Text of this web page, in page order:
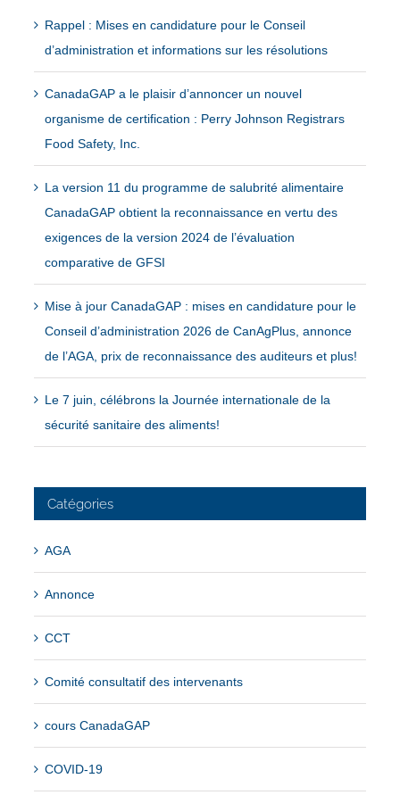
Rappel : Mises en candidature pour le Conseil
d’administration et informations sur les résolutions
CanadaGAP a le plaisir d’annoncer un nouvel
organisme de certification : Perry Johnson Registrars
Food Safety, Inc.
La version 11 du programme de salubrité alimentaire
CanadaGAP obtient la reconnaissance en vertu des
exigences de la version 2024 de l’évaluation
comparative de GFSI
Mise à jour CanadaGAP : mises en candidature pour le
Conseil d’administration 2026 de CanAgPlus, annonce
de l’AGA, prix de reconnaissance des auditeurs et plus!
Le 7 juin, célébrons la Journée internationale de la
sécurité sanitaire des aliments!
Catégories
AGA
Annonce
CCT
Comité consultatif des intervenants
cours CanadaGAP
COVID-19